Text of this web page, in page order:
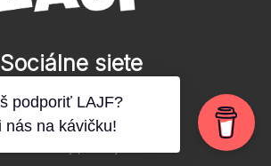
Sociálne siete